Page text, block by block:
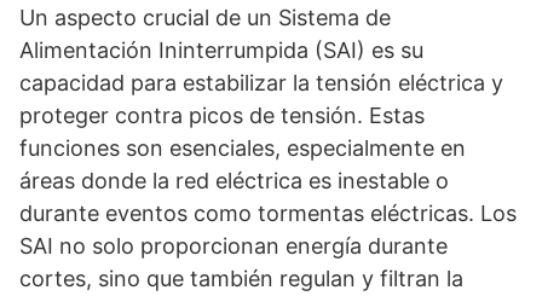
Un aspecto crucial de un Sistema de
Alimentación Ininterrumpida (SAI) es su
capacidad para estabilizar la tensión eléctrica y
proteger contra picos de tensión. Estas
funciones son esenciales, especialmente en
áreas donde la red eléctrica es inestable o
durante eventos como tormentas eléctricas. Los
SAI no solo proporcionan energía durante
cortes, sino que también regulan y filtran la